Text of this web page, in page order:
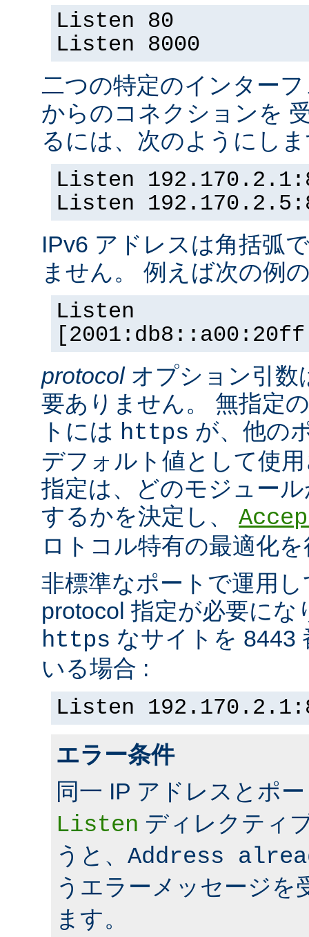
Listen 80
Listen 8000
二つの特定のインター
からのコネクションを
るには、次のようにし
Listen
Listen
IPv6 アドレスは角括弧
ません。 例えば次の例
Listen
protocolオプション引数
要ありません。 無指定
トには https が、他の
デフォルト値として使
指定は、どのモジュー
するかを決定し、
ロトコル特有の最適化
非標準なポートで運用
protocol 指定が必要に
https なサイトを 8443
いる場合 :
Listen
エラー条件
同一 IP アドレスとポ
Listen ディレクティ
うと、 Address
うエラーメッセージを
ます。